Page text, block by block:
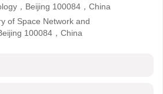
，Beijing 100084，China
of Space Network and
100084，China